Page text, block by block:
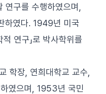
연구를 수행하였으며,
하였다. 1949년 미국
연구」로 박사학위를
학장, 연희대학교 교수,
였으며, 1953년 국민